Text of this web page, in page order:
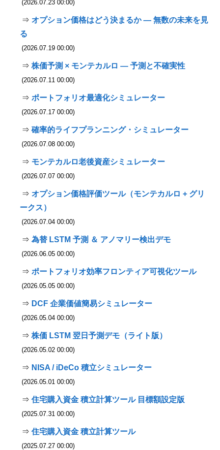
(2026.07.23 00:00)
⇒ オプション価格はどう決まるか — 無数の未来を見
る
(2026.07.19 00:00)
⇒ 株価予測 × モンテカルロ — 予測と不確実性
(2026.07.11 00:00)
⇒ ポートフォリオ最適化シミュレーター
(2026.07.17 00:00)
⇒ 確率的ライフプランニング・シミュレーター
(2026.07.08 00:00)
⇒ モンテカルロ老後資産シミュレーター
(2026.07.07 00:00)
⇒ オプション価格評価ツール（モンテカルロ + グリ
ークス）
(2026.07.04 00:00)
⇒ 為替 LSTM 予測 ＆ アノマリー検出デモ
(2026.06.05 00:00)
⇒ ポートフォリオ効率フロンティア可視化ツール
(2026.05.05 00:00)
⇒ DCF 企業価値簡易シミュレーター
(2026.05.04 00:00)
⇒ 株価 LSTM 翌日予測デモ（ライト版）
(2026.05.02 00:00)
⇒ NISA / iDeCo 積立シミュレーター
(2026.05.01 00:00)
⇒ 住宅購入資金 積立計算ツール 目標額設定版
(2025.07.31 00:00)
⇒ 住宅購入資金 積立計算ツール
(2025.07.27 00:00)